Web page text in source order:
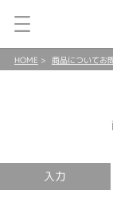
HOME 商品についてお
入力